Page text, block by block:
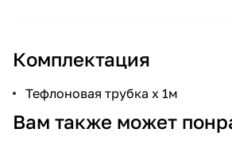
Комплектация
Тефлоновая трубка x 1м
Вам также может